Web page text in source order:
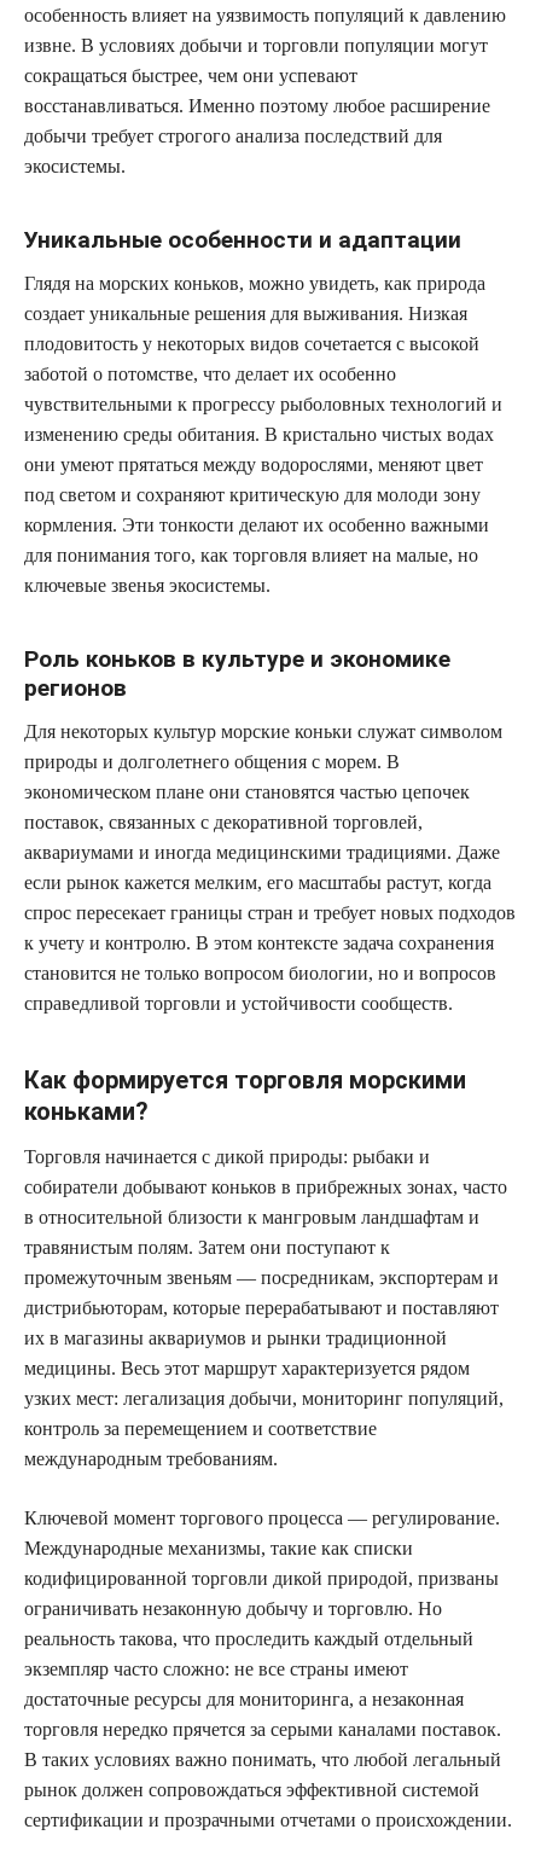
особенность влияет на уязвимость популяций к давлению
извне. В условиях добычи и торговли популяции могут
сокращаться быстрее, чем они успевают
восстанавливаться. Именно поэтому любое расширение
добычи требует строгого анализа последствий для
экосистемы.
Уникальные особенности и адаптации
Глядя на морских коньков, можно увидеть, как природа
создает уникальные решения для выживания. Низкая
плодовитость у некоторых видов сочетается с высокой
заботой о потомстве, что делает их особенно
чувствительными к прогрессу рыболовных технологий и
изменению среды обитания. В кристально чистых водах
они умеют прятаться между водорослями, меняют цвет
под светом и сохраняют критическую для молоди зону
кормления. Эти тонкости делают их особенно важными
для понимания того, как торговля влияет на малые, но
ключевые звенья экосистемы.
Роль коньков в культуре и экономике
регионов
Для некоторых культур морские коньки служат символом
природы и долголетнего общения с морем. В
экономическом плане они становятся частью цепочек
поставок, связанных с декоративной торговлей,
аквариумами и иногда медицинскими традициями. Даже
если рынок кажется мелким, его масштабы растут, когда
спрос пересекает границы стран и требует новых подходов
к учету и контролю. В этом контексте задача сохранения
становится не только вопросом биологии, но и вопросов
справедливой торговли и устойчивости сообществ.
Как формируется торговля морскими
коньками?
Торговля начинается с дикой природы: рыбаки и
собиратели добывают коньков в прибрежных зонах, часто
в относительной близости к мангровым ландшафтам и
травянистым полям. Затем они поступают к
промежуточным звеньям — посредникам, экспортерам и
дистрибьюторам, которые перерабатывают и поставляют
их в магазины аквариумов и рынки традиционной
медицины. Весь этот маршрут характеризуется рядом
узких мест: легализация добычи, мониторинг популяций,
контроль за перемещением и соответствие
международным требованиям.
Ключевой момент торгового процесса — регулирование.
Международные механизмы, такие как списки
кодифицированной торговли дикой природой, призваны
ограничивать незаконную добычу и торговлю. Но
реальность такова, что проследить каждый отдельный
экземпляр часто сложно: не все страны имеют
достаточные ресурсы для мониторинга, а незаконная
торговля нередко прячется за серыми каналами поставок.
В таких условиях важно понимать, что любой легальный
рынок должен сопровождаться эффективной системой
сертификации и прозрачными отчетами о происхождении.